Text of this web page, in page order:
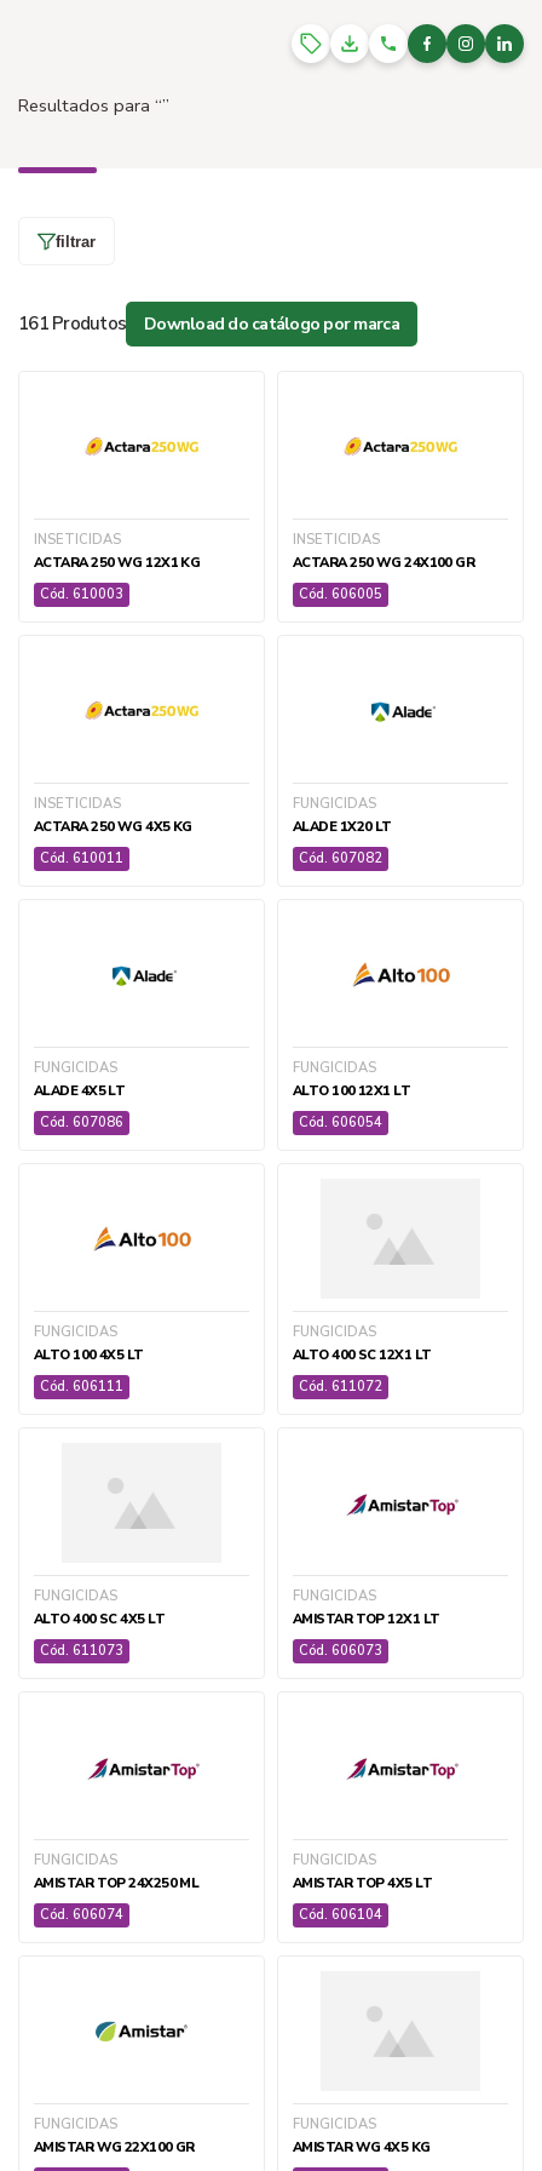
Resultados para “”
filtrar
161 Produtos Download do catálogo por marca
INSETICIDAS
ACTARA 250 WG 12X1 KG
Cód. 610003
INSETICIDAS
ACTARA 250 WG 24X100 GR
Cód. 606005
INSETICIDAS
ACTARA 250 WG 4X5 KG
Cód. 610011
FUNGICIDAS
ALADE 1X20 LT
Cód. 607082
FUNGICIDAS
ALADE 4X5 LT
Cód. 607086
FUNGICIDAS
ALTO 100 12X1 LT
Cód. 606054
FUNGICIDAS
ALTO 100 4X5 LT
Cód. 606111
FUNGICIDAS
ALTO 400 SC 12X1 LT
Cód. 611072
FUNGICIDAS
ALTO 400 SC 4X5 LT
Cód. 611073
FUNGICIDAS
AMISTAR TOP 12X1 LT
Cód. 606073
FUNGICIDAS
AMISTAR TOP 24X250 ML
Cód. 606074
FUNGICIDAS
AMISTAR TOP 4X5 LT
Cód. 606104
FUNGICIDAS
AMISTAR WG 22X100 GR
FUNGICIDAS
AMISTAR WG 4X5 KG
AGROPECUÁRIA